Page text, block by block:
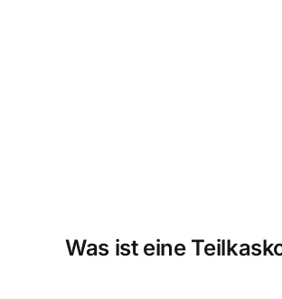
Was ist eine